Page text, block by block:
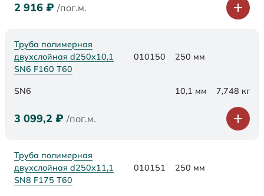
2 916 ₽ /пог.м.
Труба полимерная
двухслойная d250х10,1
SN6 F160 Т60
010150 250 мм
SN6 10,1 мм 7,748 кг
3 099,2 ₽ /пог.м.
Труба полимерная
двухслойная d250х11,1
SN8 F175 Т60
010151 250 мм